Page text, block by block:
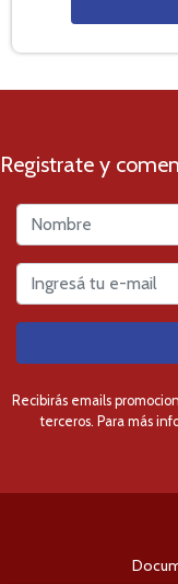
Registrate y
Recibirás emails
terceros. Para más